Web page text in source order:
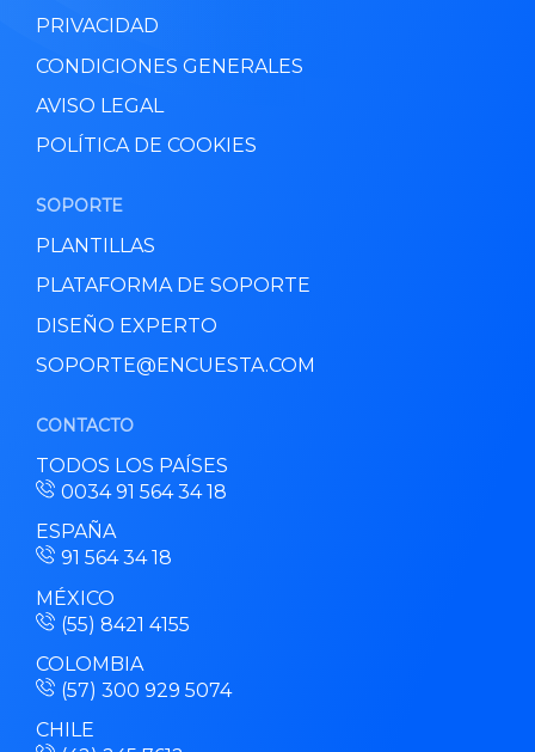
PRIVACIDAD
CONDICIONES GENERALES
AVISO LEGAL
POLÍTICA DE COOKIES
SOPORTE
PLANTILLAS
PLATAFORMA DE SOPORTE
DISEÑO EXPERTO
SOPORTE@ENCUESTA.COM
CONTACTO
TODOS LOS PAÍSES
0034 91 564 34 18
ESPAÑA
91 564 34 18
MÉXICO
(55) 8421 4155
COLOMBIA
(57) 300 929 5074
CHILE